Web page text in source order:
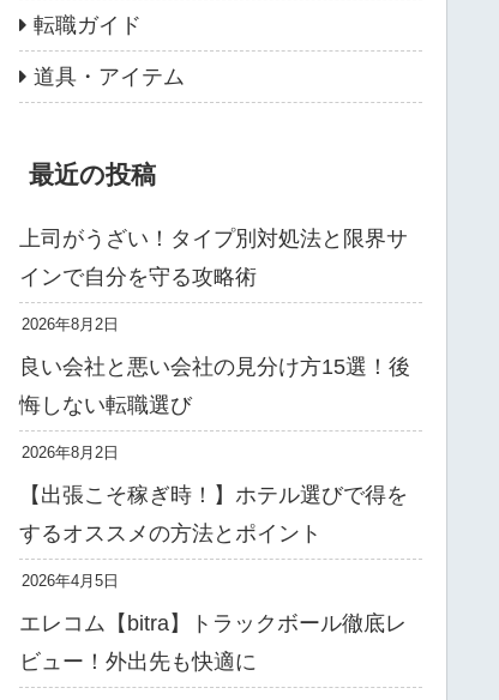
転職ガイド
道具・アイテム
最近の投稿
上司がうざい！タイプ別対処法と限界サ
インで自分を守る攻略術
2026年8月2日
良い会社と悪い会社の見分け方15選！後
悔しない転職選び
2026年8月2日
【出張こそ稼ぎ時！】ホテル選びで得を
するオススメの方法とポイント
2026年4月5日
エレコム【bitra】トラックボール徹底レ
ビュー！外出先も快適に